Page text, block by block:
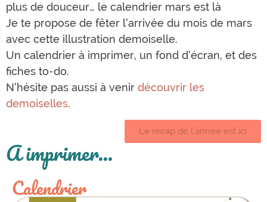
plus de douceur… le calendrier mars est là
Je te propose de fêter l’arrivée du mois de mars
avec cette illustration demoiselle.
Un calendrier à imprimer, un fond d’écran, et des
fiches to-do.
N’hésite pas aussi à venir découvrir les
demoiselles.
Le récap de l'année est ici
A imprimer...
Calendrier